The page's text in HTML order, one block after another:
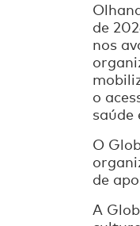
de
nos
o
saúde
O
de
A